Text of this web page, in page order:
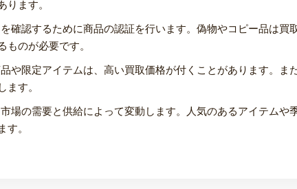
ります。
確認するために商品の認証を行います。偽物やコピー品は買
ものが必要です。
や限定アイテムは、高い買取価格が付くことがあります。ま
ます。
場の需要と供給によって変動します。人気のあるアイテムや
す。